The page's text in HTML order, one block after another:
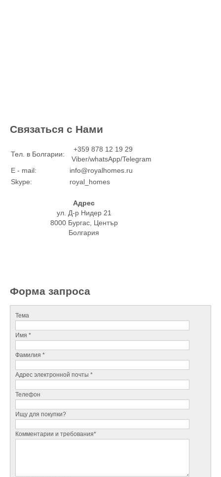
Связаться с Нами
Тел. в Болгарии:
+359 878 12 19 29
Viber/whatsApp/Telegram
E - mail:
info@royalhomes.ru
Skype:
royal_homes
Адрес
ул. Д-р Нидер 21
8000 Бургас, Център
Болгария
Форма запроса
Тема
Имя *
Фамилия *
Адрес электронной почты *
Телефон
Ищу для покупки?
Комментарии и требования*